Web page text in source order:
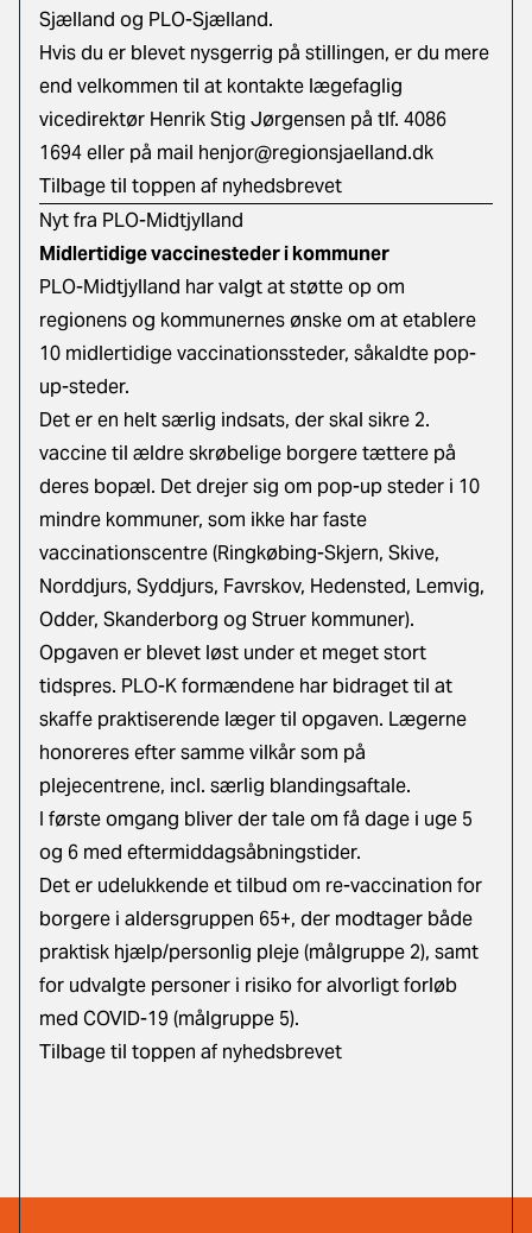
Sjælland og PLO-Sjælland.
Hvis du er blevet nysgerrig på stillingen, er du mere
end velkommen til at kontakte lægefaglig
vicedirektør Henrik Stig Jørgensen på tlf. 4086
1694 eller på mail henjor@regionsjaelland.dk
Tilbage til toppen af nyhedsbrevet
Nyt fra PLO-Midtjylland
Midlertidige vaccinesteder i kommuner
PLO-Midtjylland har valgt at støtte op om
regionens og kommunernes ønske om at etablere
10 midlertidige vaccinationssteder, såkaldte pop-
up-steder.
Det er en helt særlig indsats, der skal sikre 2.
vaccine til ældre skrøbelige borgere tættere på
deres bopæl. Det drejer sig om pop-up steder i 10
mindre kommuner, som ikke har faste
vaccinationscentre (Ringkøbing-Skjern, Skive,
Norddjurs, Syddjurs, Favrskov, Hedensted, Lemvig,
Odder, Skanderborg og Struer kommuner).
Opgaven er blevet løst under et meget stort
tidspres. PLO-K formændene har bidraget til at
skaffe praktiserende læger til opgaven. Lægerne
honoreres efter samme vilkår som på
plejecentrene, incl. særlig blandingsaftale.
I første omgang bliver der tale om få dage i uge 5
og 6 med eftermiddagsåbningstider.
Det er udelukkende et tilbud om re-vaccination for
borgere i aldersgruppen 65+, der modtager både
praktisk hjælp/personlig pleje (målgruppe 2), samt
for udvalgte personer i risiko for alvorligt forløb
med COVID-19 (målgruppe 5).
Tilbage til toppen af nyhedsbrevet